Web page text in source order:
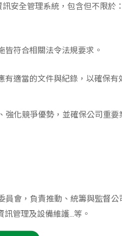
安全管理系統，包含但不限於：
符合相關法令法規要求。
有適當的文件與紀錄，以確保有
強化競爭優勢，並確保公司重要
員會，負責推動、統籌與監督公
管理及設備維護…等。